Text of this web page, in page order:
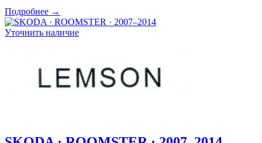
Подробнее →
Уточнить наличие